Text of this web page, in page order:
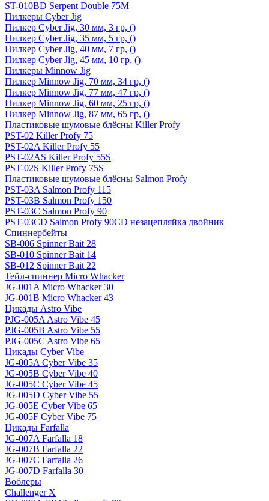
ST-010BD Serpent Double 75M
Пилкеры Cyber Jig
Пилкер Cyber Jig, 30 мм, 3 гр, ()
Пилкер Cyber Jig, 35 мм, 5 гр, ()
Пилкер Cyber Jig, 40 мм, 7 гр, ()
Пилкер Cyber Jig, 45 мм, 10 гр, ()
Пилкеры Minnow Jig
Пилкер Minnow Jig, 70 мм, 34 гр, ()
Пилкер Minnow Jig, 77 мм, 47 гр, ()
Пилкер Minnow Jig, 60 мм, 25 гр, ()
Пилкер Minnow Jig, 87 мм, 65 гр, ()
Пластиковые шумовые блёсны Killer Profy
PST-02 Killer Profy 75
PST-02A Killer Profy 55
PST-02AS Killer Profy 55S
PST-02S Killer Profy 75S
Пластиковые шумовые блёсны Salmon Profy
PST-03A Salmon Profy 115
PST-03B Salmon Profy 150
PST-03C Salmon Profy 90
PST-03CD Salmon Profy 90CD незацепляйка двойник
Спиннербейты
SB-006 Spinner Bait 28
SB-010 Spinner Bait 14
SB-012 Spinner Bait 22
Тейл-спиннер Micro Whacker
JG-001A Micro Whacker 30
JG-001B Micro Whacker 43
Цикады Astro Vibe
PJG-005A Astro Vibe 45
PJG-005B Astro Vibe 55
PJG-005C Astro Vibe 65
Цикады Cyber Vibe
JG-005A Cyber Vibe 35
JG-005B Cyber Vibe 40
JG-005C Cyber Vibe 45
JG-005D Cyber Vibe 55
JG-005E Cyber Vibe 65
JG-005F Cyber Vibe 75
Цикады Farfalla
JG-007A Farfalla 18
JG-007B Farfalla 22
JG-007C Farfalla 26
JG-007D Farfalla 30
Воблеры
Challenger X